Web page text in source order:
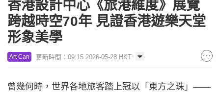
香港設計中心《旅港維度》展覽
跨越時空70年 見證香港遊樂天堂
形象美學
Art Can 更新時間：09:15 2026-05-28 HKT
曾幾何時，世界各地旅客踏上冠以「東方之珠」——